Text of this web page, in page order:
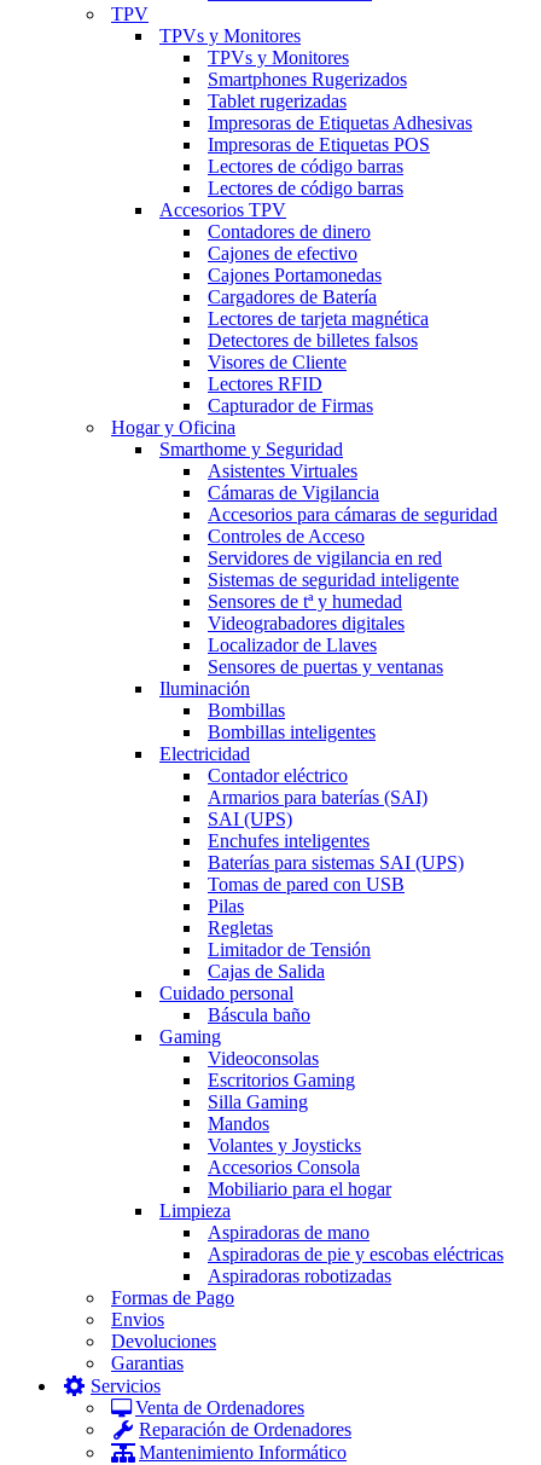
TPV
TPVs y Monitores
TPVs y Monitores
Smartphones Rugerizados
Tablet rugerizadas
Impresoras de Etiquetas Adhesivas
Impresoras de Etiquetas POS
Lectores de código barras
Lectores de código barras
Accesorios TPV
Contadores de dinero
Cajones de efectivo
Cajones Portamonedas
Cargadores de Batería
Lectores de tarjeta magnética
Detectores de billetes falsos
Visores de Cliente
Lectores RFID
Capturador de Firmas
Hogar y Oficina
Smarthome y Seguridad
Asistentes Virtuales
Cámaras de Vigilancia
Accesorios para cámaras de seguridad
Controles de Acceso
Servidores de vigilancia en red
Sistemas de seguridad inteligente
Sensores de tª y humedad
Videograbadores digitales
Localizador de Llaves
Sensores de puertas y ventanas
Iluminación
Bombillas
Bombillas inteligentes
Electricidad
Contador eléctrico
Armarios para baterías (SAI)
SAI (UPS)
Enchufes inteligentes
Baterías para sistemas SAI (UPS)
Tomas de pared con USB
Pilas
Regletas
Limitador de Tensión
Cajas de Salida
Cuidado personal
Báscula baño
Gaming
Videoconsolas
Escritorios Gaming
Silla Gaming
Mandos
Volantes y Joysticks
Accesorios Consola
Mobiliario para el hogar
Limpieza
Aspiradoras de mano
Aspiradoras de pie y escobas eléctricas
Aspiradoras robotizadas
Formas de Pago
Envios
Devoluciones
Garantias
Servicios
Venta de Ordenadores
Reparación de Ordenadores
Mantenimiento Informático